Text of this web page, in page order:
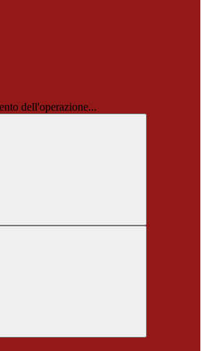
dell'operazione...